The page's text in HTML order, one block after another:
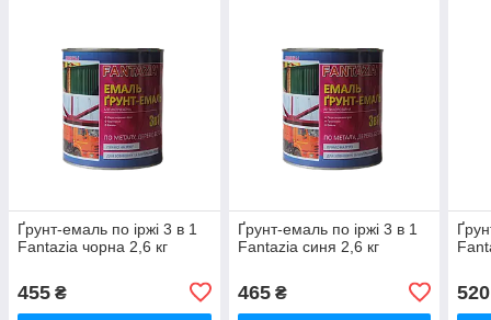
Ґрунт-емаль по іржі 3 в 1
Fantazia чорна 2,6 кг
455 ₴
Ґрунт-емаль по іржі 3 в 1
Fantazia синя 2,6 кг
465₴ 520